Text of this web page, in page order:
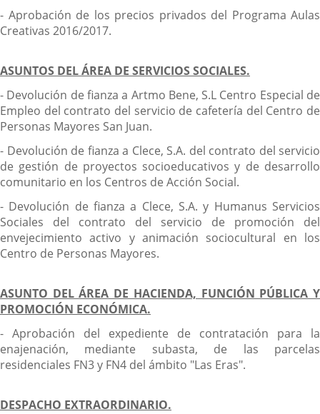
- Aprobación de los precios privados del Programa Aulas
Creativas 2016/2017.
ASUNTOS DEL ÁREA DE SERVICIOS SOCIALES.
- Devolución de fianza a Artmo Bene, S.L Centro Especial de
Empleo del contrato del servicio de cafetería del Centro de
Personas Mayores San Juan.
- Devolución de fianza a Clece, S.A. del contrato del servicio
de gestión de proyectos socioeducativos y de desarrollo
comunitario en los Centros de Acción Social.
- Devolución de fianza a Clece, S.A. y Humanus Servicios
Sociales del contrato del servicio de promoción del
envejecimiento activo y animación sociocultural en los
Centro de Personas Mayores.
ASUNTO DEL ÁREA DE HACIENDA, FUNCIÓN PÚBLICA Y
PROMOCIÓN ECONÓMICA.
- Aprobación del expediente de contratación para la
enajenación, mediante subasta, de las parcelas
residenciales FN3 y FN4 del ámbito "Las Eras".
DESPACHO EXTRAORDINARIO.